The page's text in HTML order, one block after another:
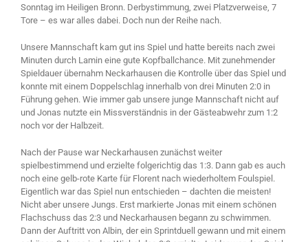
Sonntag im Heiligen Bronn. Derbystimmung, zwei Platzverweise, 7
Tore – es war alles dabei. Doch nun der Reihe nach.
Unsere Mannschaft kam gut ins Spiel und hatte bereits nach zwei
Minuten durch Lamin eine gute Kopfballchance. Mit zunehmender
Spieldauer übernahm Neckarhausen die Kontrolle über das Spiel und
konnte mit einem Doppelschlag innerhalb von drei Minuten 2:0 in
Führung gehen. Wie immer gab unsere junge Mannschaft nicht auf
und Jonas nutzte ein Missverständnis in der Gästeabwehr zum 1:2
noch vor der Halbzeit.
Nach der Pause war Neckarhausen zunächst weiter
spielbestimmend und erzielte folgerichtig das 1:3. Dann gab es auch
noch eine gelb-rote Karte für Florent nach wiederholtem Foulspiel.
Eigentlich war das Spiel nun entschieden – dachten die meisten!
Nicht aber unsere Jungs. Erst markierte Jonas mit einem schönen
Flachschuss das 2:3 und Neckarhausen begann zu schwimmen.
Dann der Auftritt von Albin, der ein Sprintduell gewann und mit einem